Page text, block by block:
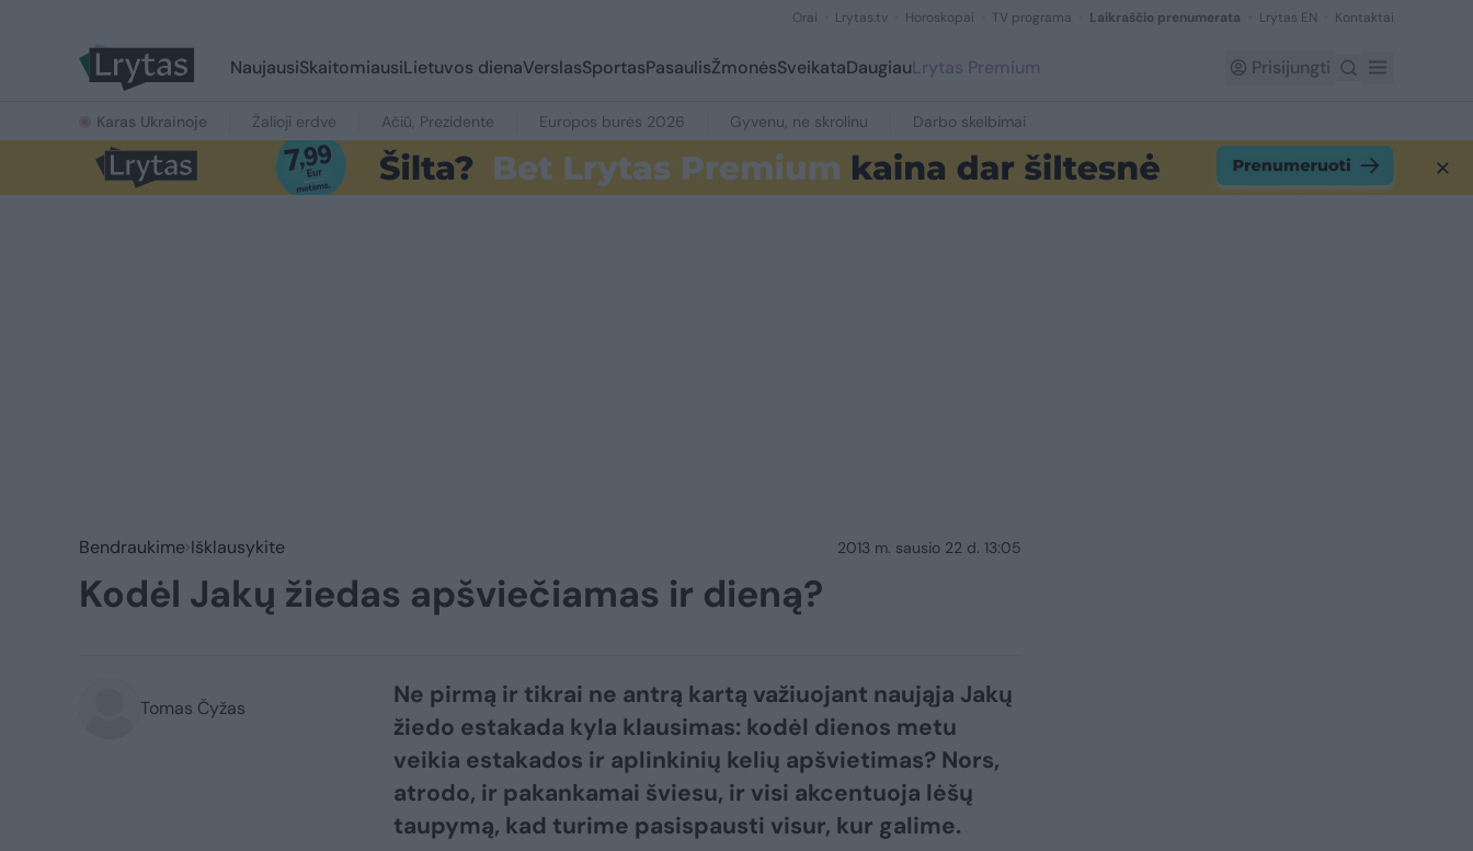
Orai Lrytas.tv Horoskopai TV programa Laikraščio prenumerata Lrytas EN Kontaktai
NaujausiSkaitomiausiLietuvos dienaVerslasSportasPasaulisŽmonėsSveikataDaugiauLrytas Premium Prisijungti
Karas Ukrainoje Žalioji erdvė Ačiū, Prezidente Europos burės 2026 Gyvenu, ne skrolinu Darbo skelbimai
Bendraukime Išklausykite 2013 m. sausio 22 d. 13:05
Kodėl Jakų žiedas apšviečiamas ir dieną?
Tomas Čyžas
Ne pirmą ir tikrai ne antrą kartą važiuojant naująja Jakų
žiedo estakada kyla klausimas: kodėl dienos metu
veikia estakados ir aplinkinių kelių apšvietimas? Nors,
atrodo, ir pakankamai šviesu, ir visi akcentuoja lėšų
taupymą, kad turime pasispausti visur, kur galime.